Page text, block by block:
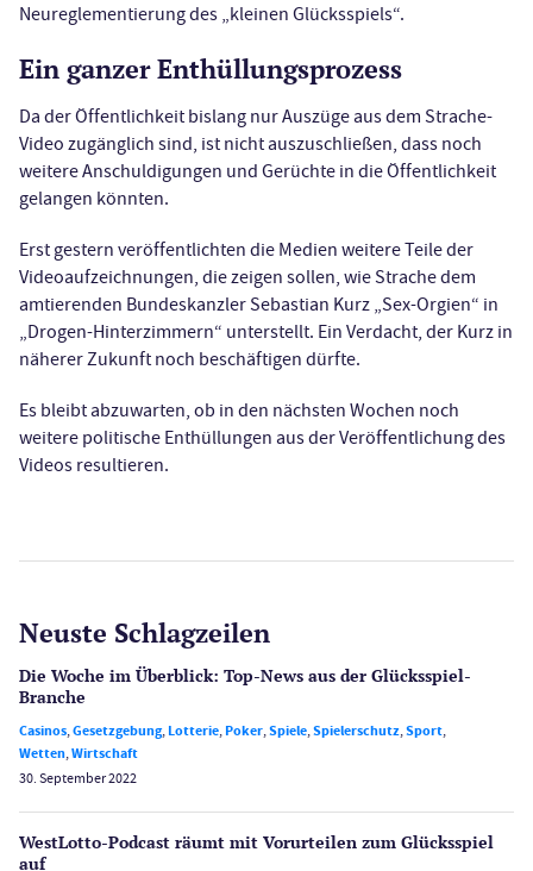
Neureglementierung des „kleinen Glücksspiels“.
Ein ganzer Enthüllungsprozess
Da der Öffentlichkeit bislang nur Auszüge aus dem Strache-
Video zugänglich sind, ist nicht auszuschließen, dass noch
weitere Anschuldigungen und Gerüchte in die Öffentlichkeit
gelangen könnten.
Erst gestern veröffentlichten die Medien weitere Teile der
Videoaufzeichnungen, die zeigen sollen, wie Strache dem
amtierenden Bundeskanzler Sebastian Kurz „Sex-Orgien“ in
„Drogen-Hinterzimmern“ unterstellt. Ein Verdacht, der Kurz in
näherer Zukunft noch beschäftigen dürfte.
Es bleibt abzuwarten, ob in den nächsten Wochen noch
weitere politische Enthüllungen aus der Veröffentlichung des
Videos resultieren.
Neuste Schlagzeilen
Die Woche im Überblick: Top-News aus der Glücksspiel-
Branche
Casinos,Gesetzgebung,Lotterie,Poker,Spiele,Spielerschutz,Sport,
Wetten,Wirtschaft
30. September 2022
WestLotto-Podcast räumt mit Vorurteilen zum Glücksspiel
auf